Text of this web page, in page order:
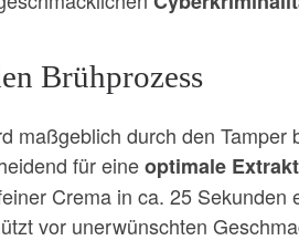
Brühprozess
maßgeblich durch den
für eineoptimale
Crema in ca. 25
vor unerwünschten